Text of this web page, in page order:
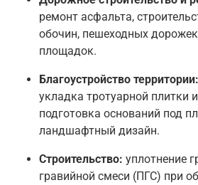
ремонт асфальта,
обочин, пешеходных
площадок.
Благоустройство территории:
укладка тротуарной плитки
подготовка оснований под
ландшафтный дизайн.
Строительство: уплотнение
гравийной смеси (ПГС) при